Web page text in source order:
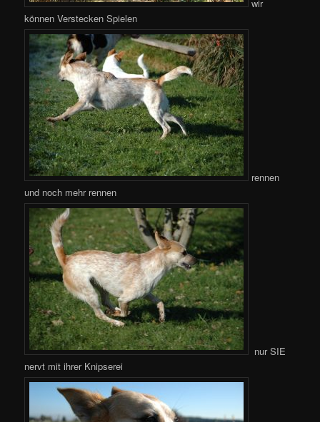
wir
können Verstecken Spielen
rennen
und noch mehr rennen
nur SIE
nervt mit ihrer Knipserei